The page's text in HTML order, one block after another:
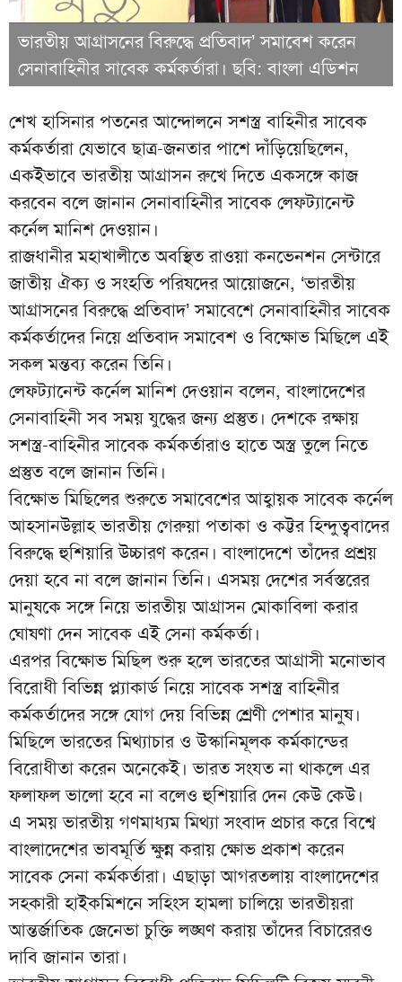
ভারতীয় আগ্রাসনের বিরুদ্ধে প্রতিবাদ’ সমাবেশ করেন
সেনাবাহিনীর সাবেক কর্মকর্তারা। ছবি: বাংলা এডিশন
শেখ হাসিনার পতনের আন্দোলনে সশস্ত্র বাহিনীর সাবেক
কর্মকর্তারা যেভাবে ছাত্র-জনতার পাশে দাঁড়িয়েছিলেন,
একইভাবে ভারতীয় আগ্রাসন রুখে দিতে একসঙ্গে কাজ
করবেন বলে জানান সেনাবাহিনীর সাবেক লেফট্যানেন্ট
কর্নেল মানিশ দেওয়ান।
রাজধানীর মহাখালীতে অবস্থিত রাওয়া কনভেনশন সেন্টারে
জাতীয় ঐক্য ও সংহতি পরিষদের আয়োজনে, ‘ভারতীয়
আগ্রাসনের বিরুদ্ধে প্রতিবাদ’ সমাবেশে সেনাবাহিনীর সাবেক
কর্মকর্তাদের নিয়ে প্রতিবাদ সমাবেশ ও বিক্ষোভ মিছিলে এই
সকল মন্তব্য করেন তিনি।
লেফট্যানেন্ট কর্নেল মানিশ দেওয়ান বলেন, বাংলাদেশের
সেনাবাহিনী সব সময় যুদ্ধের জন্য প্রস্তুত। দেশকে রক্ষায়
সশস্ত্র-বাহিনীর সাবেক কর্মকর্তারাও হাতে অস্ত্র তুলে নিতে
প্রস্তুত বলে জানান তিনি।
বিক্ষোভ মিছিলের শুরুতে সমাবেশের আহ্বায়ক সাবেক কর্নেল
আহসানউল্লাহ ভারতীয় গেরুয়া পতাকা ও কট্টর হিন্দুত্ববাদের
বিরুদ্ধে হুশিয়ারি উচ্চারণ করেন। বাংলাদেশে তাঁদের প্রশ্রয়
দেয়া হবে না বলে জানান তিনি। এসময় দেশের সর্বস্তরের
মানুষকে সঙ্গে নিয়ে ভারতীয় আগ্রাসন মোকাবিলা করার
ঘোষণা দেন সাবেক এই সেনা কর্মকর্তা।
এরপর বিক্ষোভ মিছিল শুরু হলে ভারতের আগ্রাসী মনোভাব
বিরোধী বিভিন্ন প্ল্যাকার্ড নিয়ে সাবেক সশস্ত্র বাহিনীর
কর্মকর্তাদের সঙ্গে যোগ দেয় বিভিন্ন শ্রেণী পেশার মানুষ।
মিছিলে ভারতের মিথ্যাচার ও উস্কানিমূলক কর্মকান্ডের
বিরোধীতা করেন অনেকেই। ভারত সংযত না থাকলে এর
ফলাফল ভালো হবে না বলেও হুশিয়ারি দেন কেউ কেউ।
এ সময় ভারতীয় গণমাধ্যম মিথ্যা সংবাদ প্রচার করে বিশ্বে
বাংলাদেশের ভাবমূর্তি ক্ষুন্ন করায় ক্ষোভ প্রকাশ করেন
সাবেক সেনা কর্মকর্তারা। এছাড়া আগরতলায় বাংলাদেশের
সহকারী হাইকমিশনে সহিংস হামলা চালিয়ে ভারতীয়রা
আন্তর্জাতিক জেনেভা চুক্তি লঙ্ঘণ করায় তাঁদের বিচারেরও
দাবি জানান তারা।